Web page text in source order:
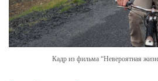
Кадр из фильма “Невероятная